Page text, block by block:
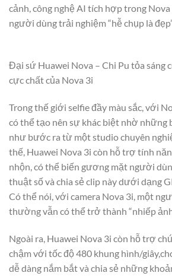
cảnh, công nghệ AI tích hợp trong Nova
người dùng trải nghiệm “hễ chụp là
Đại sứ Huawei Nova – Chi Pu tỏa sáng
cực chất của Nova 3i
Trong thế giới selfie đầy màu sắc, với
có thể tạo nên sự khác biệt nhờ những
như bước ra từ một studio chuyên
thế, Huawei Nova 3i còn hỗ trợ tính
nhộn, có thể biến gương mặt người
thuật số và chia sẻ clip này dưới dạng
Có thể nói, với camera Nova 3i, một
thường vẫn có thể trở thành “nhiếp ảnh
Ngoài ra, Huawei Nova 3i còn hỗ trợ
chậm với tốc độ 480 khung hình/
dễ dàng nắm bắt và chia sẻ những